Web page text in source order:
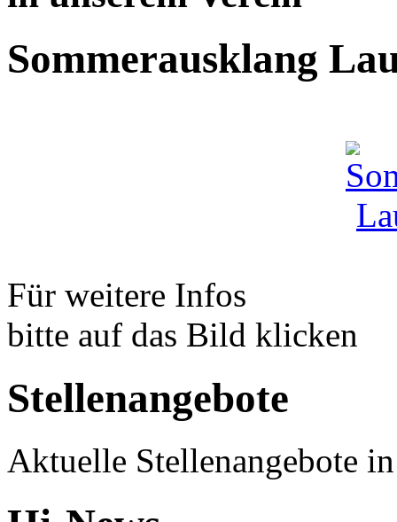
Sommerausklang
Für weitere Infos
bitte auf das Bild klicken
Stellenangebote
Aktuelle Stellenangebote